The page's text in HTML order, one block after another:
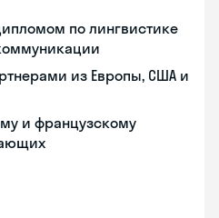
по лингвистике
из Европы, США и
и французскому